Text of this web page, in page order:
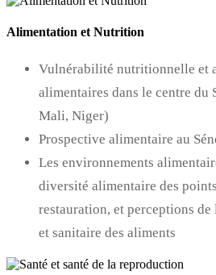
Alimentation et Nutrition
Vulnérabilité nutritionnelle et
alimentaires dans le centre du
Mali, Niger)
Prospective alimentaire au
Les environnements
diversité alimentaire des
restauration, et perceptions
et sanitaire des aliments